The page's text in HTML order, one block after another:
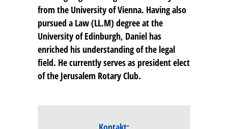
from the University of Vienna. Having also
pursued a Law (LL.M) degree at the
University of Edinburgh, Daniel has
enriched his understanding of the legal
field. He currently serves as president elect
of the Jerusalem Rotary Club.